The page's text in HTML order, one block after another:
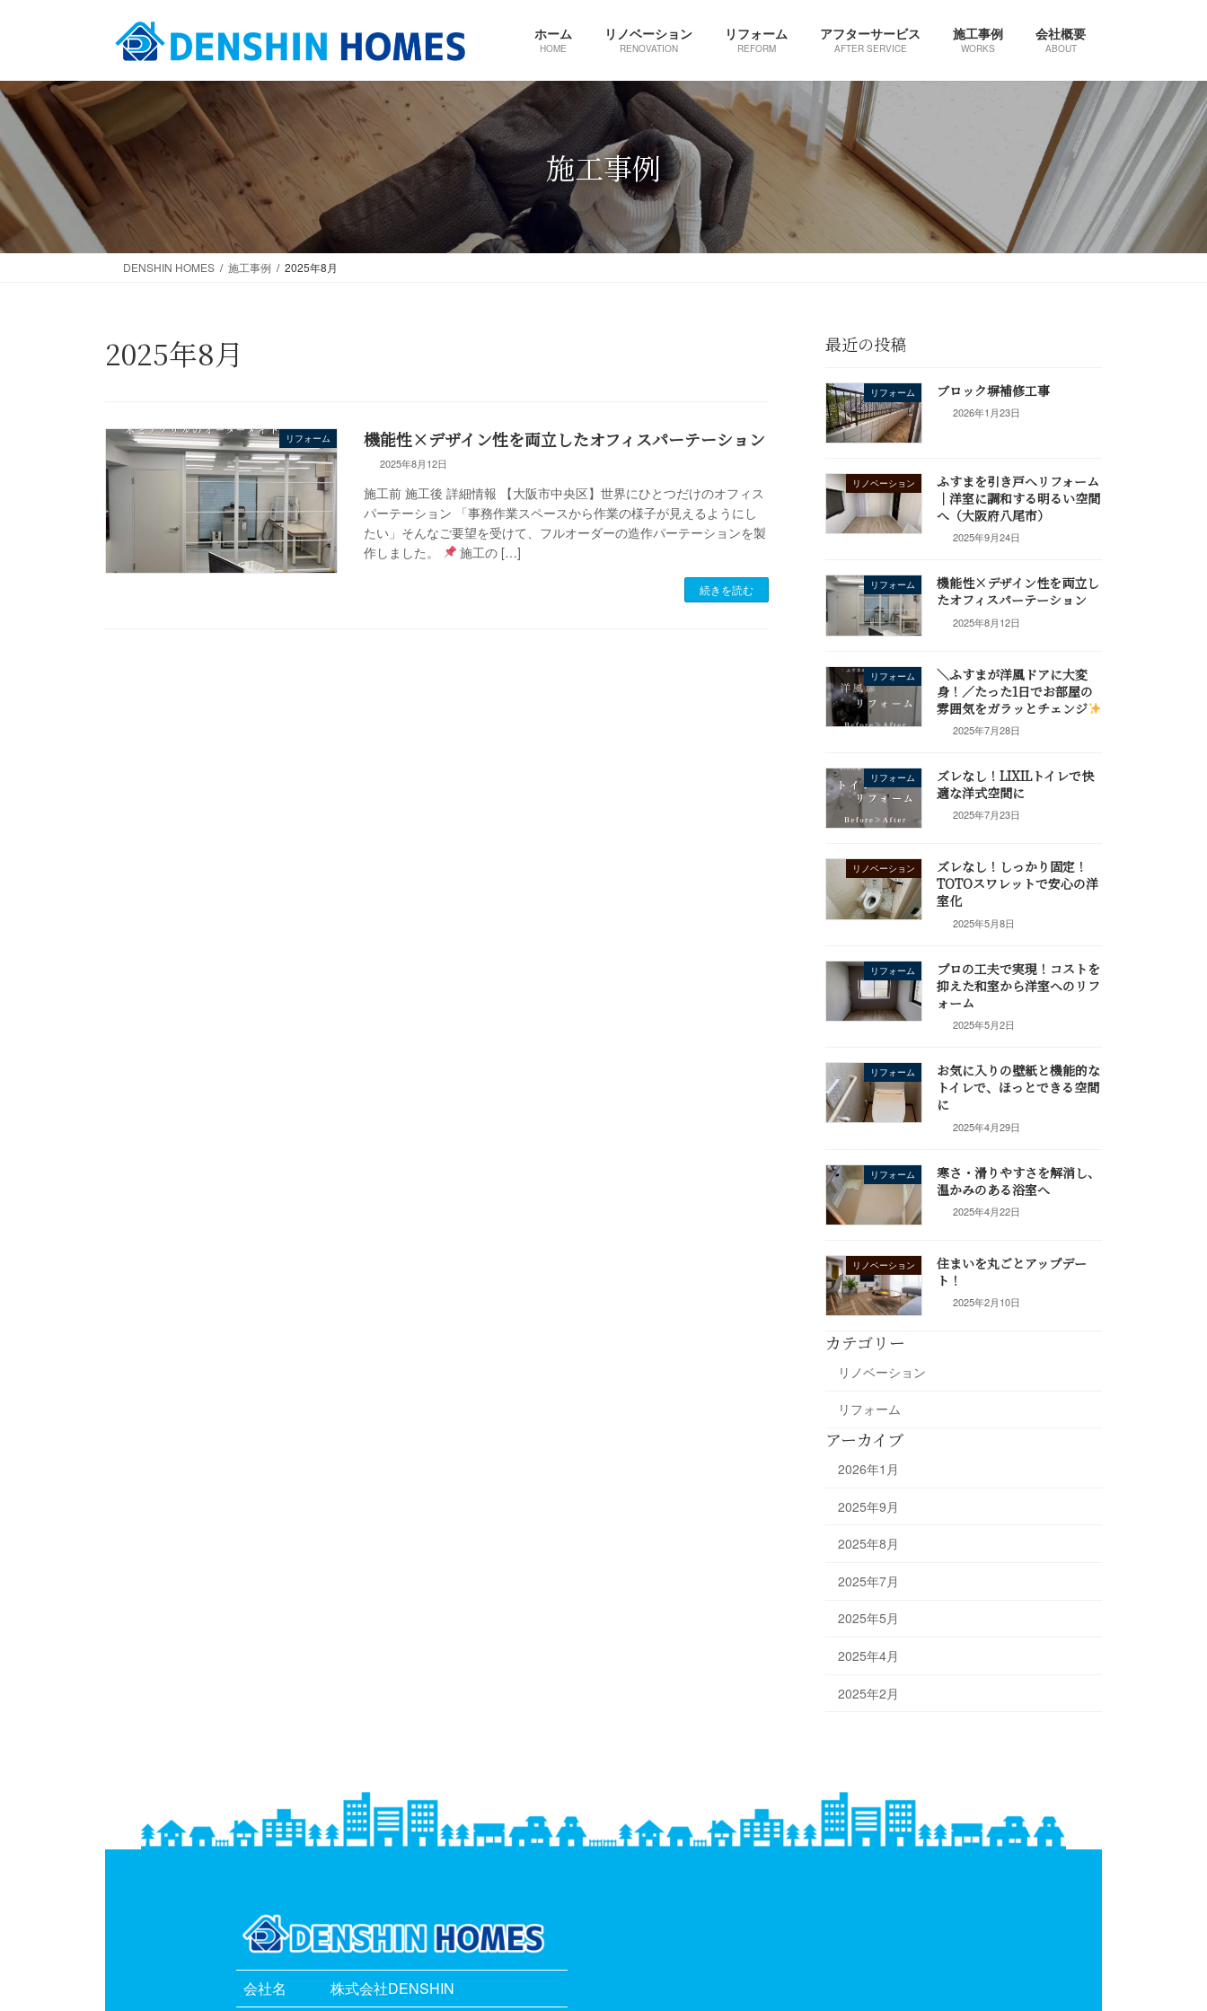
ツ
ス
キ
ッ
プ
シ
ン
に
移
動
ホーム
HOME
リノベーション
RENOVATION
リフォーム
REFORM
アフターサービス
AFTER SERVICE
施工事例
WORKS
会社概要
ABOUT
施工事例
DENSHIN HOMES 施工事例 2025年8月
2025年8月
リフォーム 機能性×デザイン性を両立したオフィスパーテーション
2025年8月12日
施工前 施工後 詳細情報 【大阪市中央区】世界にひとつだけのオフィス
パーテーション 「事務作業スペースから作業の様子が見えるようにし
たい」そんなご要望を受けて、フルオーダーの造作パーテーションを製
作しました。
施工の […]
続きを読む
最近の投稿
リフォーム ブロック塀補修工事
2026年1月23日
リノベーション
ふすまを引き戸へリフォーム
｜洋室に調和する明るい空間
へ（大阪府八尾市）
2025年9月24日
リフォーム
機能性×デザイン性を両立し
たオフィスパーテーション
2025年8月12日
リフォーム
＼ふすまが洋風ドアに大変
身！／たった1日でお部屋の
雰囲気をガラッとチェンジ
2025年7月28日
リフォーム
ズレなし！LIXILトイレで快
適な洋式空間に
2025年7月23日
リノベーション
ズレなし！しっかり固定！
TOTOスワレットで安心の洋
室化
2025年5月8日
リフォーム
プロの工夫で実現！コストを
抑えた和室から洋室へのリフ
ォーム
2025年5月2日
リフォーム
お気に入りの壁紙と機能的な
トイレで、ほっとできる空間
に
2025年4月29日
リフォーム
寒さ・滑りやすさを解消し、
温かみのある浴室へ
2025年4月22日
リノベーション
住まいを丸ごとアップデー
ト！
2025年2月10日
カテゴリー
リノベーション
リフォーム
アーカイブ
2026年1月
2025年9月
2025年8月
2025年7月
2025年5月
2025年4月
2025年2月
会社名 株式会社DENSHIN